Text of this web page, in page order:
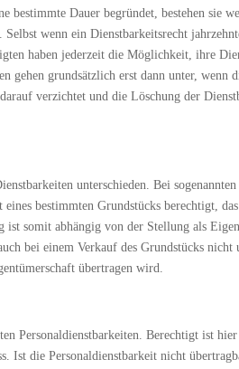
bestimmte Dauer begründet, bestehen sie
Selbst wenn ein Dienstbarkeitsrecht
haben jederzeit die Möglichkeit, ihre
gehen grundsätzlich erst dann unter, wenn
verzichtet und die Löschung der
unterschieden. Bei
bestimmten Grundstücks berechtigt,
ist somit abhängig von der Stellung als
bei einem Verkauf des Grundstücks nicht
übertragen wird.
Personaldienstbarkeiten. Berechtigt ist
Ist die Personaldienstbarkeit nicht